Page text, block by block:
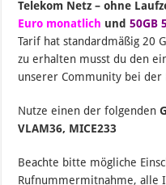
Telekom Netz – ohne
Euro monatlich und50GB
Tarif hat standardmäßig 20
zu erhalten musst du den
unserer Community bei der
Nutze einen der folgenden
VLAM36, MICE233
Beachte bitte mögliche
Rufnummermitnahme, alle